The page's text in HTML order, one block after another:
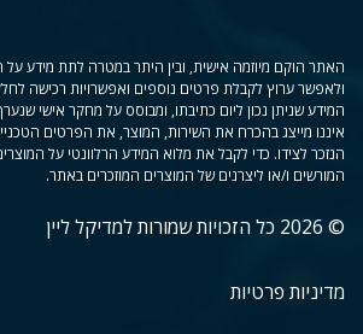
האתר הוקם מיוזמה אישית, ובין היתר במטרה לתת מידע על
ולאפשר ערוץ לקבלת פרטים נוספים ואפשרויות רכישה
המידע שניתן נכון ליום כתיבתו, ומבוסס על מחקר אישי
איננו מייצג בהכרח את השירות, המוצר, את הפרטים
הנזכר לצידו. כדי לקבל את מלוא המידע הרלוונטי על
המורשים ו/או ליצרנים של המוצרים המוזכרים באתר.
© 2026 כל הזכויות שמורות למדיקל ליין
מדיניות פרטיות